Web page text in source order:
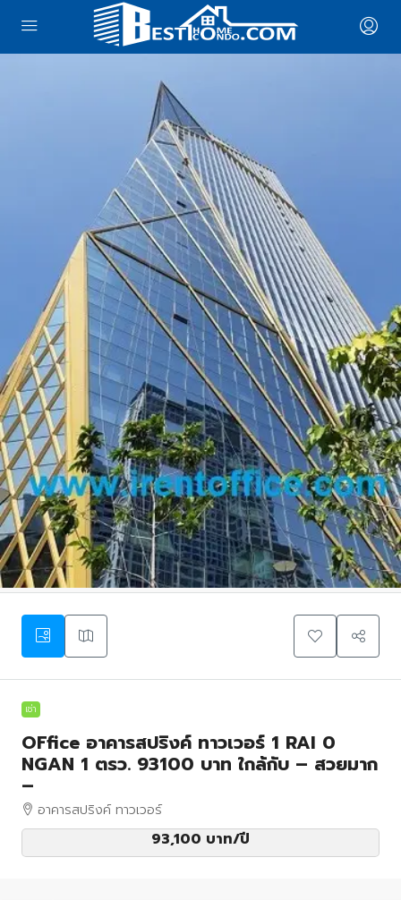
เช่า
OFfice อาคารสปริงค์ ทาวเวอร์ 1 RAI 0
NGAN 1 ตรว. 93100 บาท ใกล้กับ – สวยมาก
–
อาคารสปริงค์ ทาวเวอร์
93,100 บาท/ปี